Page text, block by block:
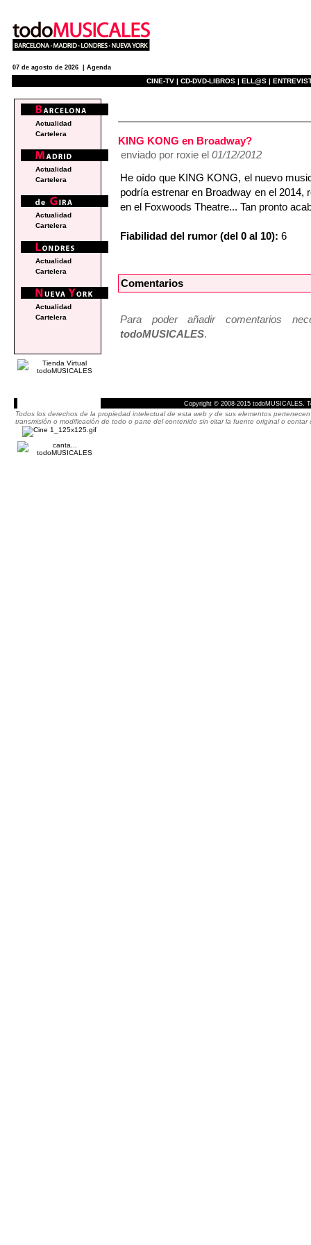
07 de agosto de 2026 | Agenda
CINE-TV | CD-DVD-LIBROS | ELL@S |
KING KONG en Broadway?
enviado por roxie el 01/12/2012
He oído que KING KONG, el nuevo
podría estrenar en Broadway en el
en el Foxwoods Theatre... Tan pronto
Fiabilidad del rumor (del 0 al 10): 6
Comentarios
Para poder añadir comentarios
todoMUSICALES.
Actualidad
Cartelera
Actualidad
Cartelera
Actualidad
Cartelera
Actualidad
Cartelera
Actualidad
Cartelera
Copyright © 2008-2015 todoMUSICALES.
Todos los derechos de la propiedad intelectual de esta web y de sus elementos
transmisión o modificación de todo o parte del contenido sin citar la fuente original o